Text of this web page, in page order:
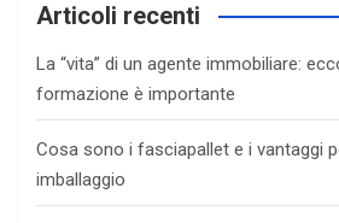
Articoli recenti
La “vita” di un agente immobiliare:
formazione è importante
Cosa sono i fasciapallet e i vantaggi
imballaggio